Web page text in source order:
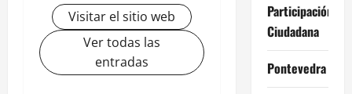
Visitar el sitio web
Ver todas las
entradas
Participación
Ciudadana
Pontevedra